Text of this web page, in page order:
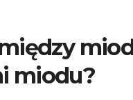
miodu?